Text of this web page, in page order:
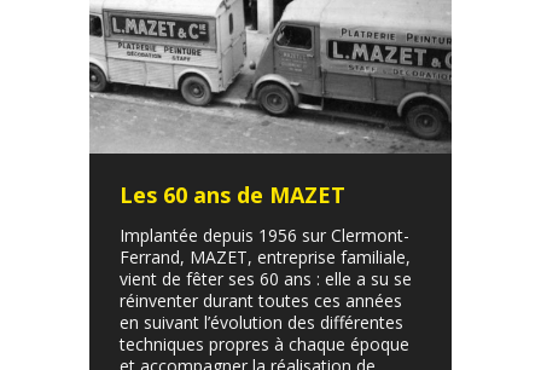
Les 60 ans de MAZET
Implantée depuis 1956 sur Clermont-
Ferrand, MAZET, entreprise familiale,
vient de fêter ses 60 ans : elle a su se
réinventer durant toutes ces années
en suivant l’évolution des différentes
techniques propres à chaque époque